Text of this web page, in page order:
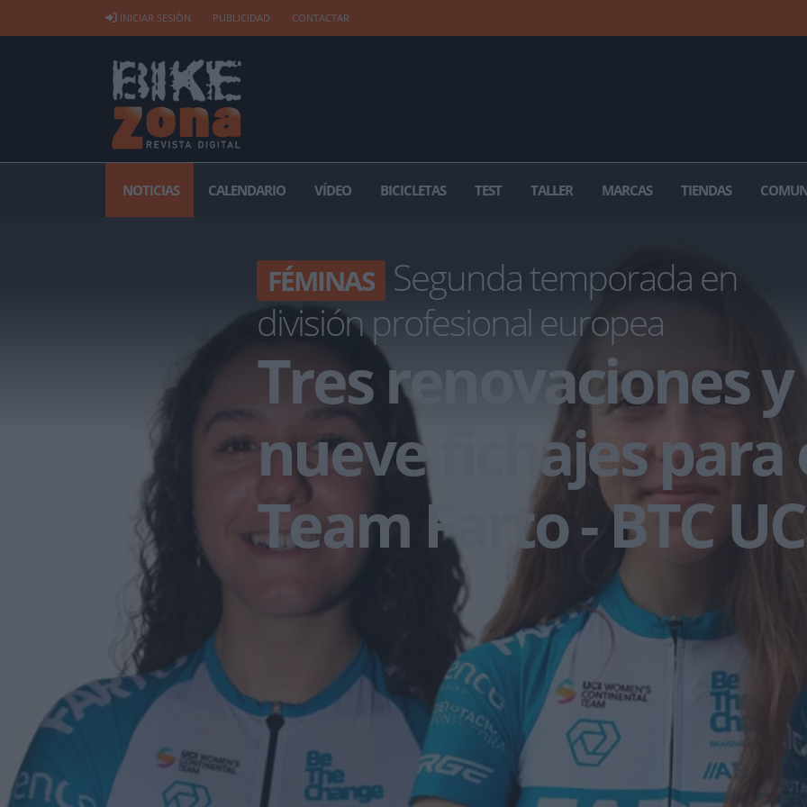
INICIAR SESIÓN PUBLICIDAD CONTACTAR
NOTICIAS CALENDARIO VÍDEO BICICLETAS TEST TALLER MARCAS TIENDAS
FÉMINAS Segunda temporada en
división profesional europea
Tres renovaciones y
nueve fichajes para
Team Farto - BTC